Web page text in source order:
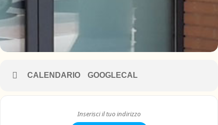
CALENDARIO GOOGLECAL